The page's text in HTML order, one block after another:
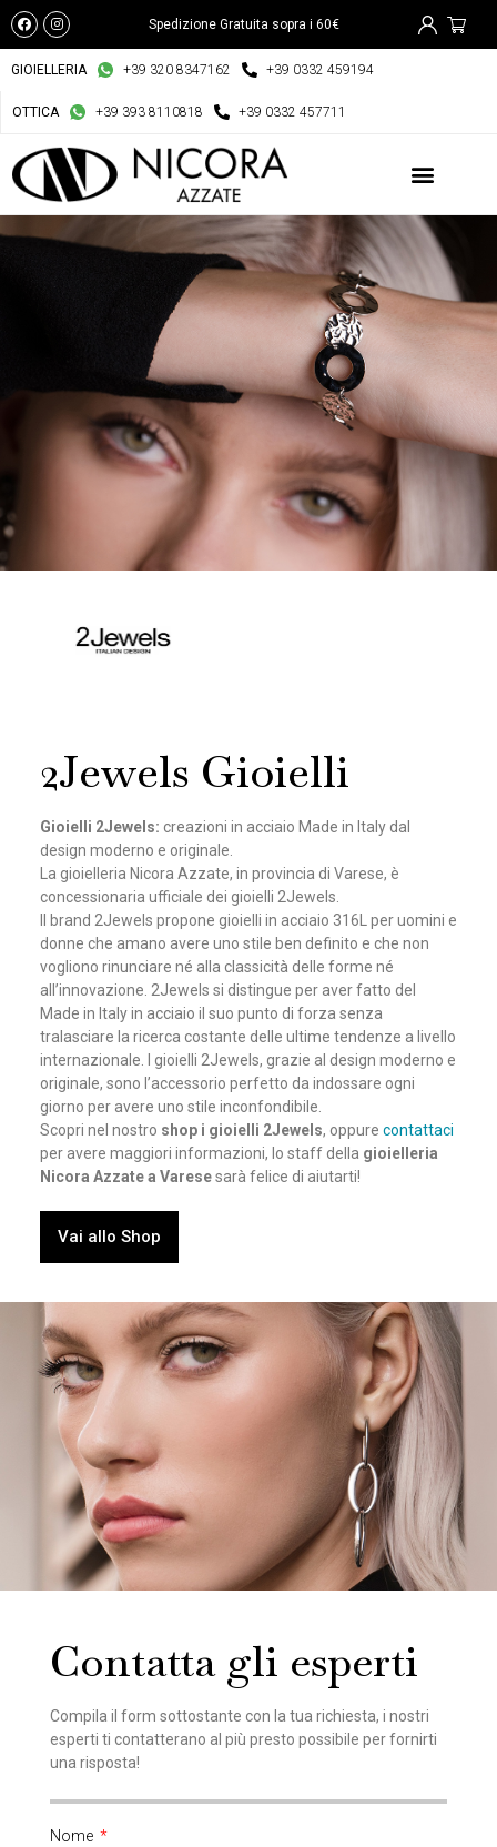
Spedizione Gratuita sopra i 60€
GIOIELLERIA +39 320 8347162 +39 0332 459194
OTTICA +39 393 8110818 +39 0332 457711
2Jewels Gioielli
Gioielli 2Jewels: creazioni in acciaio Made in Italy dal
design moderno e originale.
La gioielleria Nicora Azzate, in provincia di Varese, è
concessionaria ufficiale dei gioielli 2Jewels.
Il brand 2Jewels propone gioielli in acciaio 316L per uomini e
donne che amano avere uno stile ben definito e che non
vogliono rinunciare né alla classicità delle forme né
all’innovazione. 2Jewels si distingue per aver fatto del
Made in Italy in acciaio il suo punto di forza senza
tralasciare la ricerca costante delle ultime tendenze a livello
internazionale. I gioielli 2Jewels, grazie al design moderno e
originale, sono l’accessorio perfetto da indossare ogni
giorno per avere uno stile inconfondibile.
Scopri nel nostro shop i gioielli 2Jewels, oppure contattaci
per avere maggiori informazioni, lo staff della gioielleria
Nicora Azzate a Varesesarà felice di aiutarti!
Vai allo Shop
Contatta gli esperti
Compila il form sottostante con la tua richiesta, i nostri
esperti ti contatterano al più presto possibile per fornirti
una risposta!
Nome